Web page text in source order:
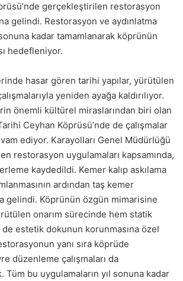
gerçekleştirilen restorasyon
gelindi. Restorasyon ve aydınlatma
sonuna kadar tamamlanarak köprünün
hedefleniyor.
hasar gören tarihi yapılar, yürütülen
yeniden ayağa kaldırılıyor.
önemli kültürel miraslarından biri olan
Ceyhan Köprüsü’nde de çalışmalar
ediyor. Karayolları Genel Müdürlüğü
restorasyon uygulamaları kapsamında,
kaydedildi. Kemer kalıp askılama
ardından taş kemer
gelindi. Köprünün özgün mimarisine
onarım sürecinde hem statik
estetik dokunun korunmasına özel
yanı sıra köprüde
düzenleme çalışmaları da
bu uygulamaların yıl sonuna kadar